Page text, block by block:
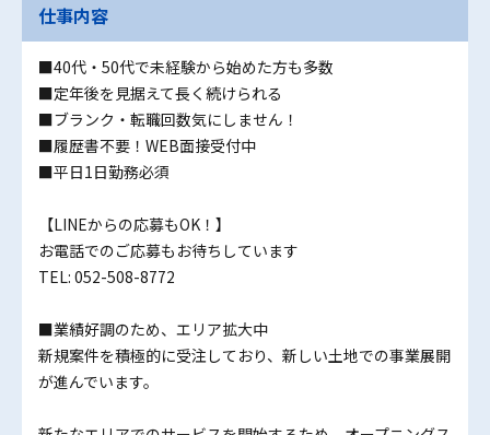
仕事内容
■40代・50代で未経験から始めた方も多数
■定年後を見据えて長く続けられる
■ブランク・転職回数気にしません！
■履歴書不要！WEB面接受付中
■平日1日勤務必須
【LINEからの応募もOK！】
お電話でのご応募もお待ちしています
TEL: 052-508-8772
■業績好調のため、エリア拡大中
新規案件を積極的に受注しており、新しい土地での事業展開
が進んでいます。